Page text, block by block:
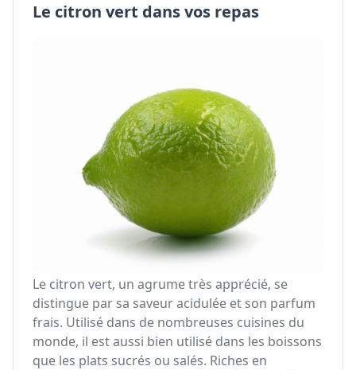
Le citron vert dans vos repas
Le citron vert, un agrume très apprécié, se
distingue par sa saveur acidulée et son parfum
frais. Utilisé dans de nombreuses cuisines du
monde, il est aussi bien utilisé dans les boissons
que les plats sucrés ou salés. Riches en